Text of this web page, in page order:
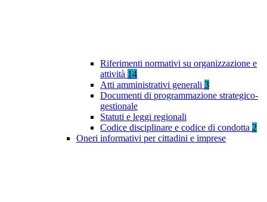
Riferimenti normativi su organizzazione e
attività 14
Atti amministrativi generali 3
Documenti di programmazione strategico-
gestionale
Statuti e leggi regionali
Codice disciplinare e codice di condotta 2
Oneri informativi per cittadini e imprese